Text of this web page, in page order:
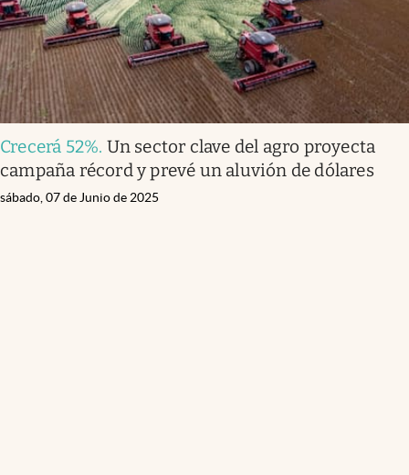
Crecerá 52%. Un sector clave del agro proyecta
campaña récord y prevé un aluvión de dólares
sábado, 07 de Junio de 2025